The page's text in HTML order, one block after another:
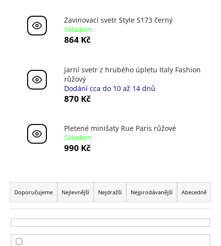
Zavinovací svetr Style S173 černý
Skladem
864 Kč
Jarní svetr z hrubého úpletu Italy Fashion
růžový
Dodání cca do 10 až 14 dnů
870 Kč
Pletené minišaty Rue Paris růžové
Skladem
990 Kč
Ř
a
z
e
n
Doporučujeme Nejlevnější Nejdražší Nejprodávanější Abecedně
HLEDAT
e
m
e